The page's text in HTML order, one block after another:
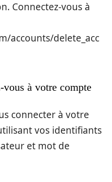
Connectez-vous à
accounts/delete_acc
à votre compte
connecter à votre
vos identifiants
et mot de